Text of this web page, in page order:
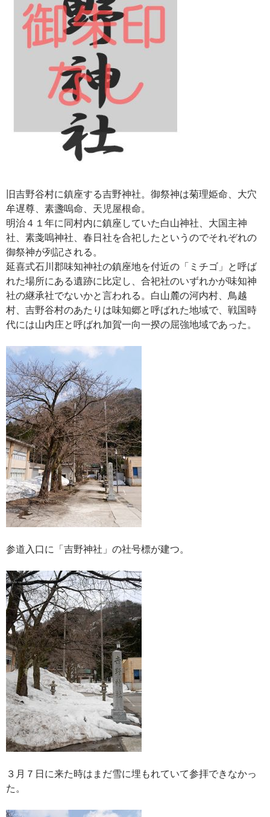
旧吉野谷村に鎮座する吉野神社。御祭神は菊理姫命、大穴
牟遅尊、素盞嗚命、天児屋根命。
明治４１年に同村内に鎮座していた白山神社、大国主神
社、素戔嗚神社、春日社を合祀したというのでそれぞれの
御祭神が列記される。
延喜式石川郡味知神社の鎮座地を付近の「ミチゴ」と呼ば
れた場所にある遺跡に比定し、合祀社のいずれかが味知神
社の継承社でないかと言われる。白山麓の河内村、鳥越
村、吉野谷村のあたりは味知郷と呼ばれた地域で、戦国時
代には山内庄と呼ばれ加賀一向一揆の屈強地域であった。
参道入口に「吉野神社」の社号標が建つ。
３月７日に来た時はまだ雪に埋もれていて参拝できなかっ
た。